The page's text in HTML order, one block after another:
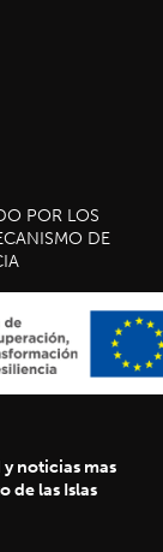
POR LOS
DE
noticias mas
de las Islas